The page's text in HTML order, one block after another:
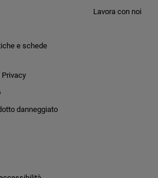
e schede
danneggiato
Lavora con noi